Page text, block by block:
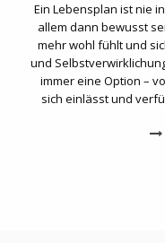
Ein Lebensplan ist nie
allem dann bewusst
mehr wohl fühlt und
und
immer eine Option –
sich einlässt und